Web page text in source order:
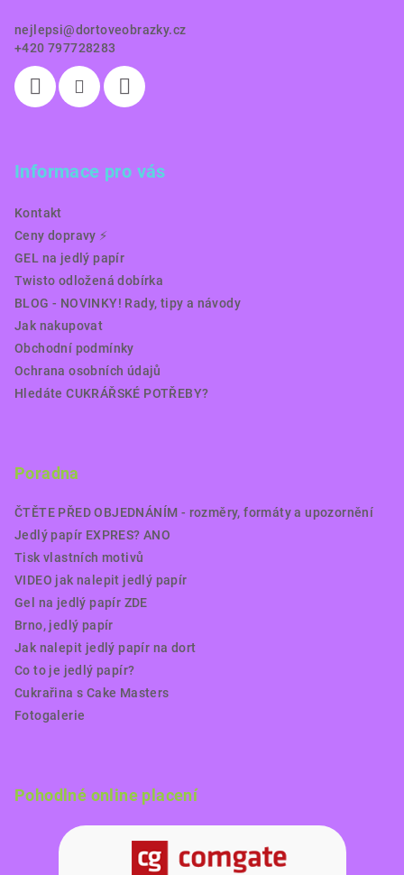
nejlepsi@dortoveobrazky.cz
+420 797728283
Informace pro vás
Kontakt
Ceny dopravy ⚡️
GEL na jedlý papír
Twisto odložená dobírka
BLOG - NOVINKY! Rady, tipy a návody
Jak nakupovat
Obchodní podmínky
Ochrana osobních údajů
Hledáte CUKRÁŘSKÉ POTŘEBY?
Poradna
ČTĚTE PŘED OBJEDNÁNÍM - rozměry, formáty a upozornění
Jedlý papír EXPRES? ANO
Tisk vlastních motivů
VIDEO jak nalepit jedlý papír
Gel na jedlý papír ZDE
Brno, jedlý papír
Jak nalepit jedlý papír na dort
Co to je jedlý papír?
Cukrařina s Cake Masters
Fotogalerie
Pohodlné online placení